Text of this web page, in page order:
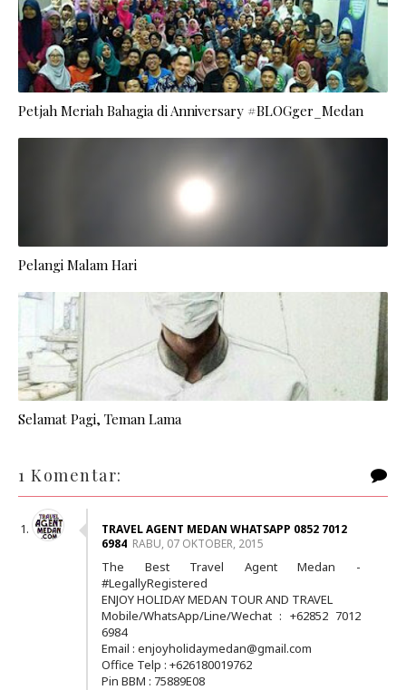
Petjah Meriah Bahagia di Anniversary #BLOGger_Medan
Pelangi Malam Hari
Selamat Pagi, Teman Lama
1 Komentar:
TRAVEL AGENT MEDAN WHATSAPP 0852 7012
6984 RABU, 07 OKTOBER, 2015
The Best Travel Agent Medan -
#LegallyRegistered
ENJOY HOLIDAY MEDAN TOUR AND TRAVEL
Mobile/WhatsApp/Line/Wechat : +62852 7012
6984
Email : enjoyholidaymedan@gmail.com
Office Telp : +626180019762
Pin BBM : 75889E08